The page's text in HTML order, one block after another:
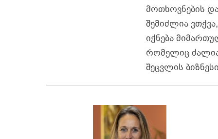
მოთხოვნების
შემიძლია
იქნება
რომელიც
შეცვლის